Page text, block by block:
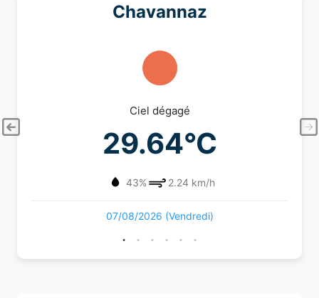
Chavannaz
Ciel dégagé
29.64°C
43% 2.24 km/h
07/08/2026 (Vendredi)